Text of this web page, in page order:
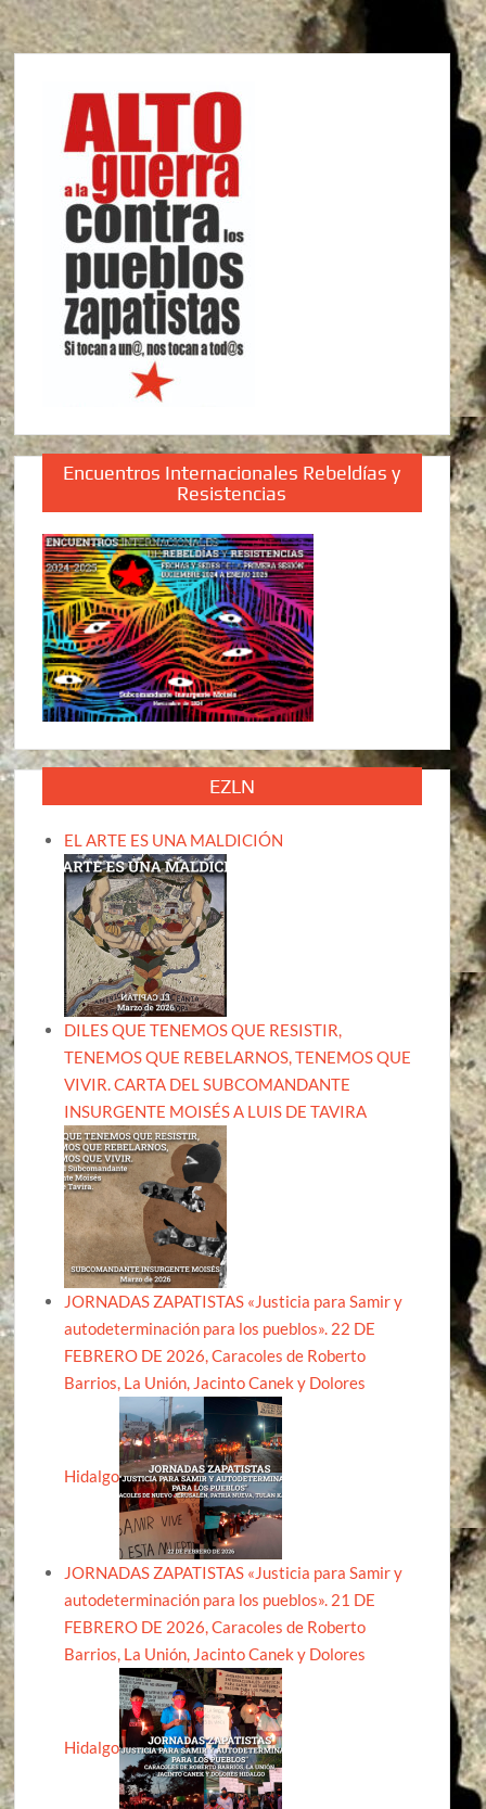
Encuentros Internacionales Rebeldías y
Resistencias
EZLN
EL ARTE ES UNA MALDICIÓN
DILES QUE TENEMOS QUE RESISTIR,
TENEMOS QUE REBELARNOS, TENEMOS QUE
VIVIR. CARTA DEL SUBCOMANDANTE
INSURGENTE MOISÉS A LUIS DE TAVIRA
JORNADAS ZAPATISTAS «Justicia para Samir y
autodeterminación para los pueblos». 22 DE
FEBRERO DE 2026, Caracoles de Roberto
Barrios, La Unión, Jacinto Canek y Dolores
Hidalgo
JORNADAS ZAPATISTAS «Justicia para Samir y
autodeterminación para los pueblos». 21 DE
FEBRERO DE 2026, Caracoles de Roberto
Barrios, La Unión, Jacinto Canek y Dolores
Hidalgo